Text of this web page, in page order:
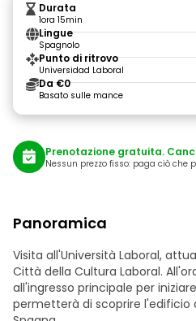
Durata
1ora 15min
Lingue
Spagnolo
Punto di ritrovo
Universidad Laboral
Da €0
Basato sulle mance
Prenotazione gratuita.
Nessun prezzo fisso: paga ciò che
Panoramica
Visita all'Università Laboral,
Città della Cultura Laboral.
all'ingresso principale per
permetterà di scoprire l'edificio